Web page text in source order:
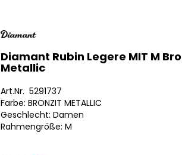
Diamant Rubin Legere MIT M
Metallic
Art.Nr. 5291737
Farbe: BRONZIT METALLIC
Geschlecht: Damen
Rahmengröße: M